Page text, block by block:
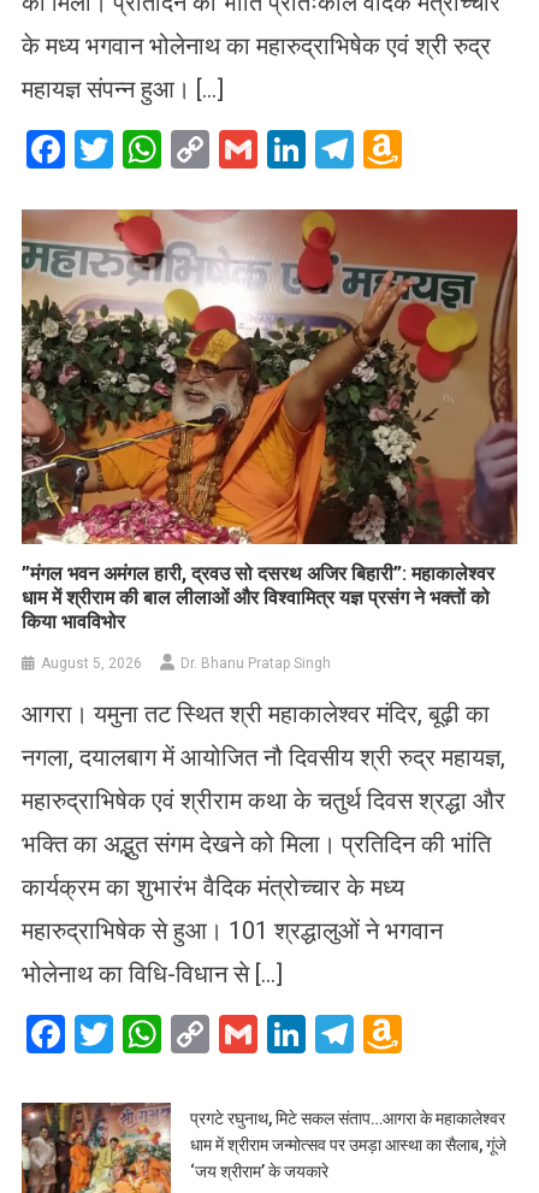
के मध्य भगवान भोलेनाथ का महारुद्राभिषेक एवं श्री रुद्र
महायज्ञ संपन्न हुआ। […]
Facebook
Twitter
WhatsApp
CopyGmailLinkedIn
Telegram
List
​”मंगल भवन अमंगल हारी, द्रवउ सो दसरथ अजिर बिहारी”: महाकालेश्वर
धाम में श्रीराम की बाल लीलाओं और विश्वामित्र यज्ञ प्रसंग ने भक्तों को
किया भावविभोर
August 5, 2026 Dr. Bhanu Pratap Singh
आगरा। यमुना तट स्थित श्री महाकालेश्वर मंदिर, बूढ़ी का
नगला, दयालबाग में आयोजित नौ दिवसीय श्री रुद्र महायज्ञ,
महारुद्राभिषेक एवं श्रीराम कथा के चतुर्थ दिवस श्रद्धा और
भक्ति का अद्भुत संगम देखने को मिला। प्रतिदिन की भांति
कार्यक्रम का शुभारंभ वैदिक मंत्रोच्चार के मध्य
महारुद्राभिषेक से हुआ। 101 श्रद्धालुओं ने भगवान
भोलेनाथ का विधि-विधान से […]
Facebook
Twitter
WhatsApp
CopyGmailLinkedIn
Telegram
List
प्रगटे रघुनाथ, मिटे सकल संताप…आगरा के महाकालेश्वर
धाम में श्रीराम जन्मोत्सव पर उमड़ा आस्था का सैलाब, गूंजे
‘जय श्रीराम’ के जयकारे